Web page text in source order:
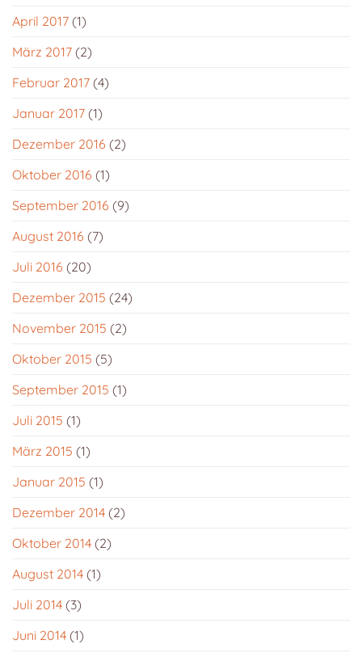
April 2017 (1)
März 2017 (2)
Februar 2017 (4)
Januar 2017 (1)
Dezember 2016 (2)
Oktober 2016 (1)
September 2016 (9)
August 2016 (7)
Juli 2016 (20)
Dezember 2015 (24)
November 2015 (2)
Oktober 2015 (5)
September 2015 (1)
Juli 2015 (1)
März 2015 (1)
Januar 2015 (1)
Dezember 2014 (2)
Oktober 2014 (2)
August 2014 (1)
Juli 2014 (3)
Juni 2014 (1)